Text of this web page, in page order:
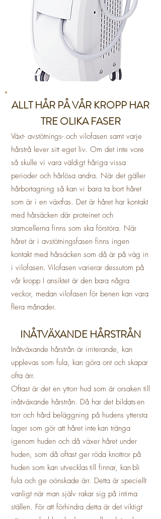
ALLT HÅR PÅ VÅR KROPP HAR
TRE OLIKA FASER
Växt- avstötnings- och vilofasen samt varje
hårstrå lever sitt eget liv. Om det inte vore
så skulle vi vara väldigt håriga vissa
perioder och hårlösa andra. När det gäller
hårbortagning så kan vi bara ta bort håret
som är i en växtfas. Det är håret har kontakt
med hårsäcken där proteinet och
stamcellerna finns som ska förstöra. När
håret är i avstötningsfasen finns ingen
kontakt med hårsäcken som då är på väg in
i vilofasen. Vilofasen varierar dessutom på
vår kropp I ansiktet är den bara några
veckor, medan vilofasen för benen kan vara
flera månader.
INÅTVÄXANDE HÅRSTRÅN
Inåtväxande hårstrån är irriterande, kan
upplevas som fula, kan göra ont och skapar
ofta ärr.
Oftast är det en yttorr hud som är orsaken till
inåtväxande hårstrån. Då har det bildats en
torr och hård beläggning på hudens yttersta
lager som gör att håret inte kan tränga
igenom huden och då växer håret under
huden, som då oftast ger röda knottror på
huden som kan utvecklas till finnar, kan bli
fula och ge oönskade ärr. Detta är speciellt
vanligt när man själv rakar sig på intima
ställen. För att förhindra detta är det viktigt